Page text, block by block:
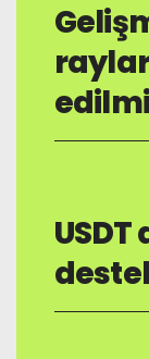
USDT